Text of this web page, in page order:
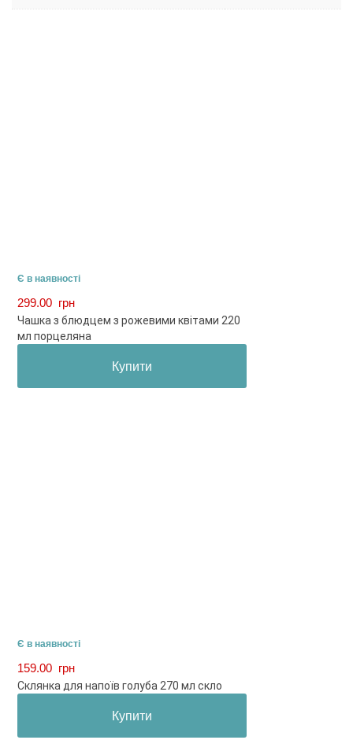
Є в наявності
299.00 грн
Чашка з блюдцем з рожевими квітами 220
мл порцеляна
Купити
Є в наявності
159.00 грн
Склянка для напоїв голуба 270 мл скло
Купити